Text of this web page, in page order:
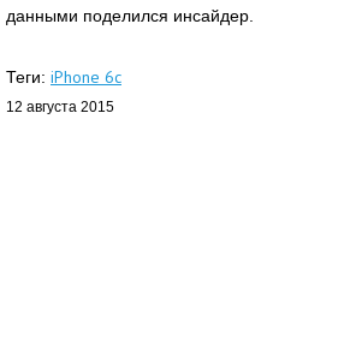
данными поделился инсайдер.
Теги: iPhone 6c
12 августа 2015